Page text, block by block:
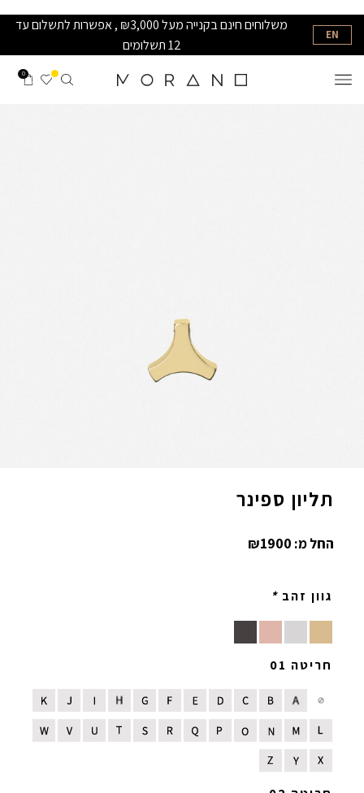
EN
משלוחים חינם בקנייה מעל ₪3,000 , אפשרות לתשלום עד
12 תשלומים
0
תליון ספינר
החל מ: ₪1900
גוון זהב*
חריטה 01